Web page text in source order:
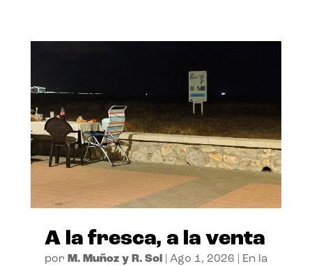
A la fresca, a la venta
por M. Muñoz y R. Sol| Ago 1, 2026
En la